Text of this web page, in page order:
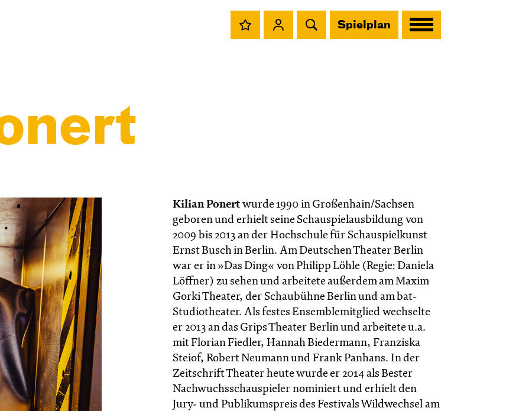
Spielplan
Kilian Ponertwurde 1990 in Großenhain/Sachsen
geboren und erhielt seine Schauspielausbildung von
2009 bis 2013 an der Hochschule für Schauspielkunst
Ernst Busch in Berlin. Am Deutschen Theater Berlin
war er in »Das Ding« von Philipp Löhle (Regie: Daniela
Löffner) zu sehen und arbeitete außerdem am Maxim
Gorki Theater, der Schaubühne Berlin und am bat-
Studiotheater. Als festes Ensemblemitglied wechselte
er 2013 an das Grips Theater Berlin und arbeitete u.a.
mit Florian Fiedler, Hannah Biedermann, Franziska
Steiof, Robert Neumann und Frank Panhans. In der
Zeitschrift Theater heute wurde er 2014 als Bester
Nachwuchsschauspieler nominiert und erhielt den
Jury- und Publikumspreis des Festivals Wildwechsel am